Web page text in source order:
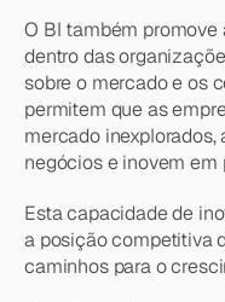
O BI também
dentro das
sobre o mercado e os
permitem que as
mercado
negócios e inovem
Esta capacidade de
a posição competitiva
caminhos para o